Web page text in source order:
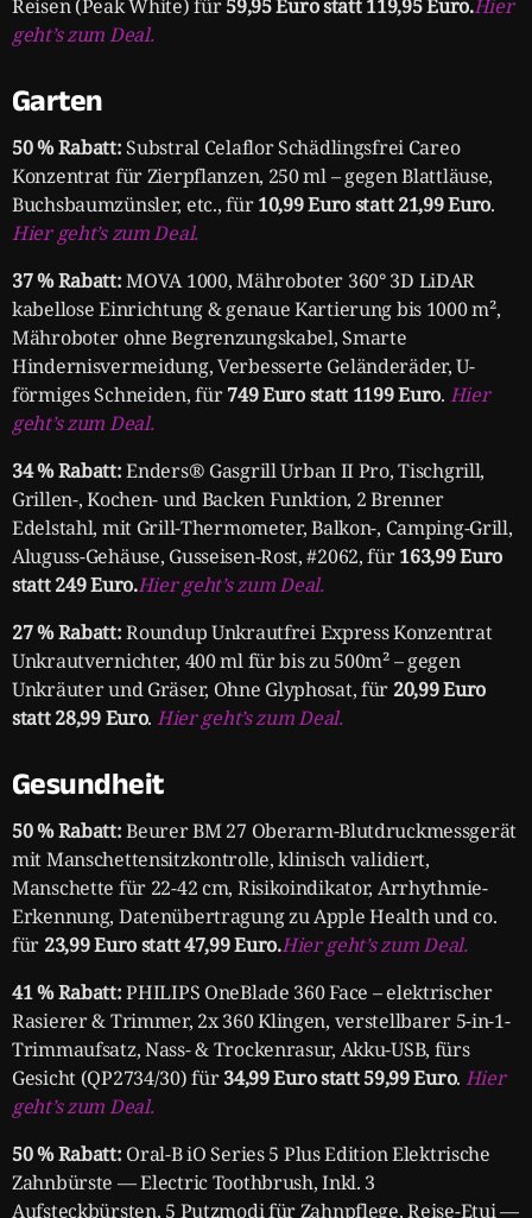
Reisen (Peak White) für59,95 Euro statt 119,95 Euro.Hier
geht’s zum Deal.
Garten
50 % Rabatt:Substral Celaflor Schädlingsfrei Careo
Konzentrat für Zierpflanzen, 250 ml – gegen Blattläuse,
Buchsbaumzünsler, etc., für10,99 Euro statt 21,99 Euro.
Hier geht’s zum Deal.
37 % Rabatt:MOVA 1000, Mähroboter 360° 3D LiDAR
kabellose Einrichtung & genaue Kartierung bis 1000 m²,
Mähroboter ohne Begrenzungskabel, Smarte
Hindernisvermeidung, Verbesserte Geländeräder, U-
förmiges Schneiden, für749 Euro statt 1199 Euro. Hier
geht’s zum Deal.
34 % Rabatt:Enders® Gasgrill Urban II Pro, Tischgrill,
Grillen-, Kochen- und Backen Funktion, 2 Brenner
Edelstahl, mit Grill-Thermometer, Balkon-, Camping-Grill,
Aluguss-Gehäuse, Gusseisen-Rost, #2062, für163,99 Euro
statt 249 Euro.Hier geht’s zum Deal.
27 % Rabatt:Roundup Unkrautfrei Express Konzentrat
Unkrautvernichter, 400 ml für bis zu 500m² – gegen
Unkräuter und Gräser, Ohne Glyphosat, für 20,99 Euro
statt 28,99 Euro. Hier geht’s zum Deal.
Gesundheit
50 % Rabatt:Beurer BM 27 Oberarm-Blutdruckmessgerät
mit Manschettensitzkontrolle, klinisch validiert,
Manschette für 22-42 cm, Risikoindikator, Arrhythmie-
Erkennung, Datenübertragung zu Apple Health und co.
für 23,99 Euro statt 47,99 Euro.Hier geht’s zum Deal.
41 % Rabatt:PHILIPS OneBlade 360 Face – elektrischer
Rasierer & Trimmer, 2x 360 Klingen, verstellbarer 5-in-1-
Trimmaufsatz, Nass- & Trockenrasur, Akku-USB, fürs
Gesicht (QP2734/30) für34,99 Euro statt 59,99 Euro. Hier
geht’s zum Deal.
50 % Rabatt: Oral-B iO Series 5 Plus Edition Elektrische
Zahnbürste — Electric Toothbrush, Inkl. 3
Aufsteckbürsten, 5 Putzmodi für Zahnpflege, Reise-Etui —